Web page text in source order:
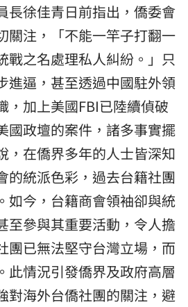
長徐佳青日前指出，僑委會
關注，「不能一竿子打翻一
戰之名處理私人糾紛。」只
進逼，甚至透過中國駐外領
，加上美國FBI已陸續偵破
國政壇的案件，諸多事實擺
，在僑界多年的人士皆深知
的統派色彩，過去台籍社團
如今，台籍商會領袖卻與統
至參與其重要活動，令人擔
團已無法堅守台灣立場，而
此情況引發僑界及政府高層
對海外台僑社團的關注，避